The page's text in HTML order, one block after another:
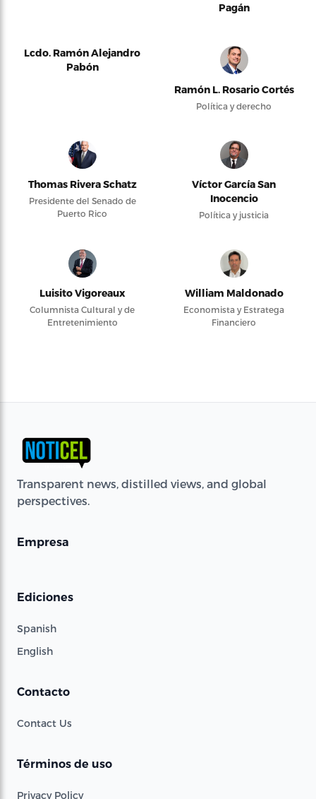
Pagán
Lcdo. Ramón Alejandro
Pabón
Ramón L. Rosario Cortés
Política y derecho
Thomas Rivera Schatz
Presidente del Senado de
Puerto Rico
Víctor García San
Inocencio
Política y justicia
Luisito Vigoreaux
Columnista Cultural y de
Entretenimiento
William Maldonado
Economista y Estratega
Financiero
Transparent news, distilled views, and global
perspectives.
Empresa
Ediciones
Spanish
English
Contacto
Contact Us
Términos de uso
Privacy Policy